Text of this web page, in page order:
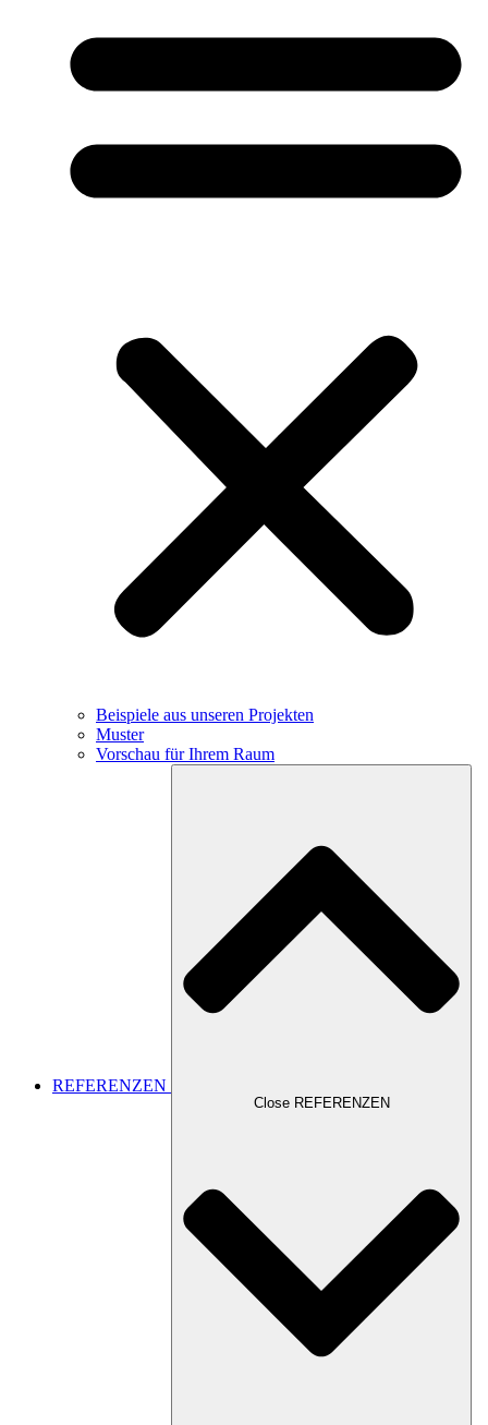
Beispiele aus unseren Projekten
Muster
Vorschau für Ihrem Raum
REFERENZEN
Close REFERENZEN